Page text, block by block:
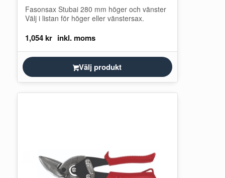
Fasonsax Stubai 280 mm höger och vänster
Välj i listan för höger eller vänstersax.
1,054kr
Välj produkt